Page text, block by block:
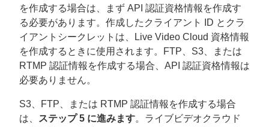
を作成する場合は、まず API 認証資格情報を作成す
る必要があります。作成したクライアント ID とクラ
イアントシークレットは、Live Video Cloud 資格情報
を作成するときに使用されます。FTP、S3、または
RTMP 認証情報を作成する場合、API 認証資格情報は
必要ありません。
S3、FTP、または RTMP 認証情報を作成する場合
は、
ステップ 5 に進みます。ライブビデオクラウド